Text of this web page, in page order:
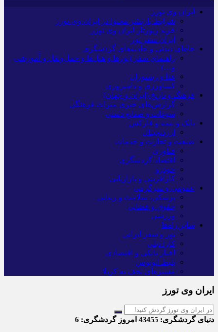
ایران وی تورز
شرایط بازنشر محتوا در ایران وی تورز
خرید رپورتاژ ایران وی تورز
ایران سفر تور
جاهای دیدنی و جاذبه‌های گردشگری
راهنمای سفر (تورها و هتل‌ها و حمل‌و‌نقل و آموزشی
و…)
غذا و رستوران
کشاورزی و دامپروری
فرهنگ و تاریخ (ایران و جهان)
گزارش‌های خبری میراث فرهنگی
سوغات و صنایع دستی
بانک و بیمه و فارکس
ارزدیجیتال
صنعت و تجارت و خدمات
فناوری
اقتصاد گردشگری
خودرو
کارآفرینی و بازاریابی
عمومی و سرگرمی
پزشکی، سلامت و زیبایی
حقوق و قضایی
ورزشی
سایر راه‌ها
تور و سفر ایرانی
کارا دیلی
اخبار بانکی و اقتصادی
بلیط اتوبوس
مسیرهای نجف به کربلا
ایران وی تورز
دنیای گردشگری: امروز گردشگری: